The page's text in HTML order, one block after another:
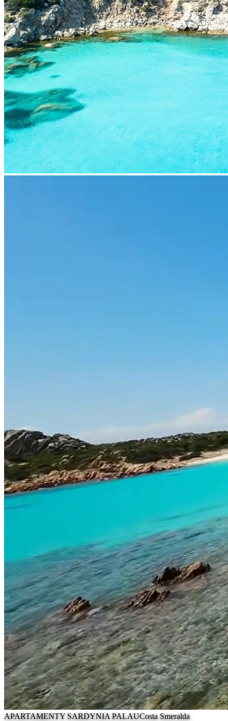
APARTAMENTY SARDYNIA PALAUCosta Smeralda